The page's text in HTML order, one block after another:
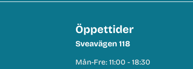
Öppettider
Sveavägen 118
Mån-Fre: 11:00 - 18:30